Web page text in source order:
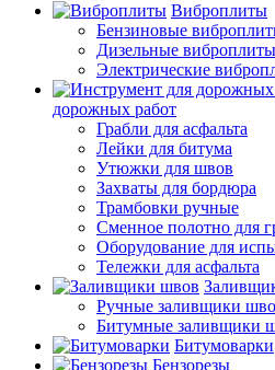
Виброплиты
Бензиновые
Дизельные виброплиты
Электрические
дорожных работ
Грабли для асфальта
Лейки для битума
Утюжки для швов
Захваты для бордюра
Трамбовки ручные
Сменное полотно для
Оборудование для
Тележки для асфальта
Ручные заливщики
Битумные заливщики
Битумоварки
Бензорезы